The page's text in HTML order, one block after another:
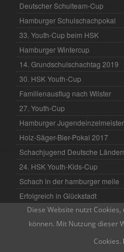
Deutscher Schulteam-Cup
Hamburger Schulschachpokal
33. Youth-Cup beim HSK
Hamburger Wintercup
14. Grundschulschachtag 2019
30. HSK Youth-Cup
Familienausflug nach Wilster
27. Youth-Cup
Hamburger
Holz-Säger-Bier-Pokal 2017
Schachjugend Deutsche
24. HSK Youth-Kids-Cup
Schach in der hamburger meile
Erfolgreich in Glückstadt
David mit Spaß dabei
13. Grundschulschachtag
4. Holz-Säger-Bier-Pokal
Diese Website nutzt
können. Mit Nutzung dieser
Cookies.